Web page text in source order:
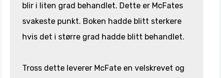
blir i liten grad behandlet. Dette er McFates
svakeste punkt. Boken hadde blitt sterkere
hvis det i større grad hadde blitt behandlet.
Tross dette leverer McFate en velskrevet og